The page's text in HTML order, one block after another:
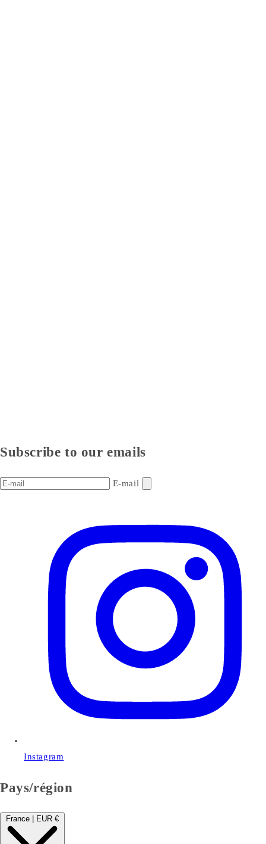
Subscribe to our emails
E-mail
Instagram
Pays/région
France | EUR €